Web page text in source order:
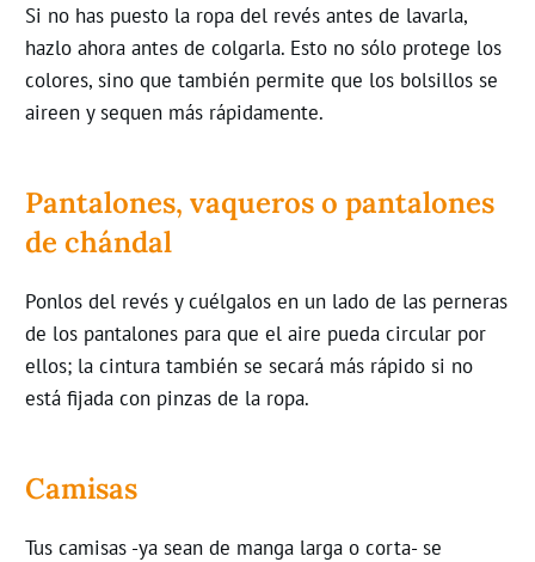
Si no has puesto la ropa del revés antes de lavarla,
hazlo ahora antes de colgarla. Esto no sólo protege los
colores, sino que también permite que los bolsillos se
aireen y sequen más rápidamente.
Pantalones, vaqueros o pantalones
de chándal
Ponlos del revés y cuélgalos en un lado de las perneras
de los pantalones para que el aire pueda circular por
ellos; la cintura también se secará más rápido si no
está fijada con pinzas de la ropa.
Camisas
Tus camisas -ya sean de manga larga o corta- se